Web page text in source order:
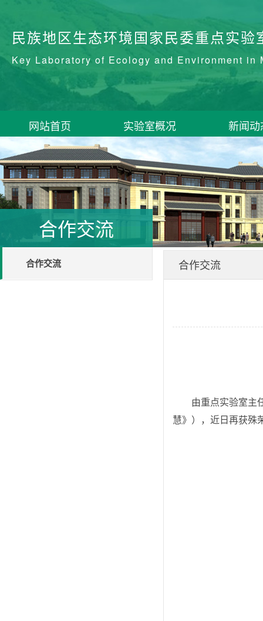
民族地区生态环境国家民委重点实验
Key Laboratory of Ecology and Environment in
网站首页 实验室概况 新闻动
合作交流
合作交流 合作交流
由重点实验室主
慧》） ，近日再获殊